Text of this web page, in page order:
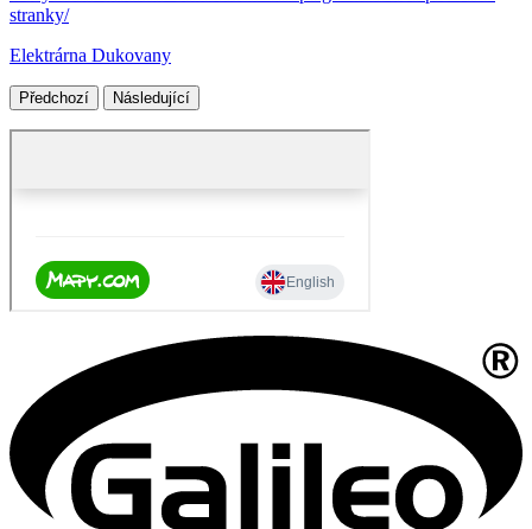
stranky/
Elektrárna Dukovany
Předchozí Následující